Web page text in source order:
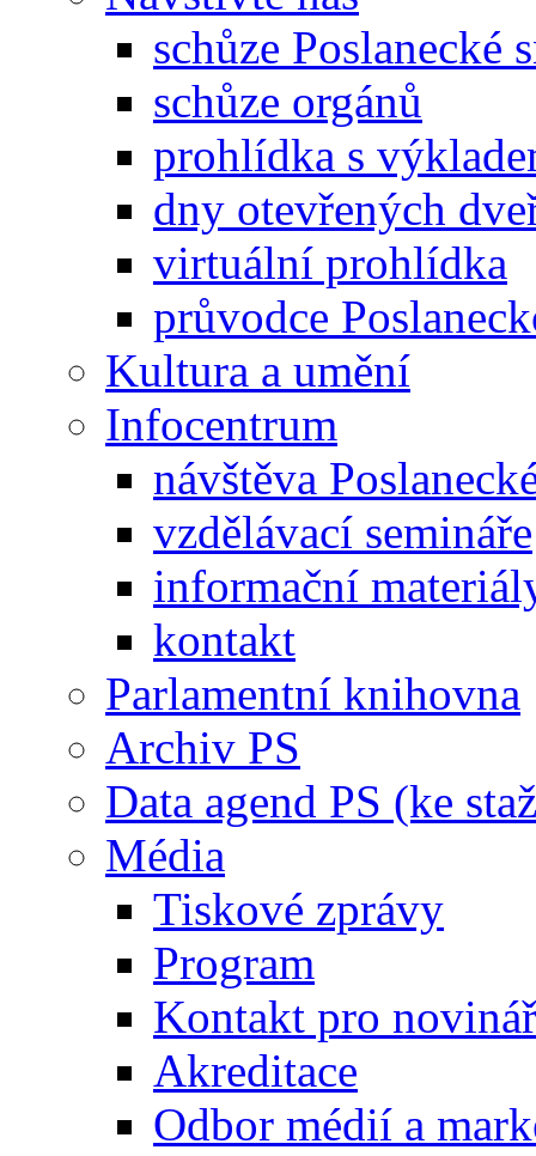
schůze Poslanecké
schůze orgánů
prohlídka s
dny otevřených
virtuální prohlídka
průvodce
Kultura a umění
Infocentrum
návštěva
vzdělávací semináře
informační
kontakt
Parlamentní knihovna
Archiv PS
Data agend PS (ke
Média
Tiskové zprávy
Program
Kontakt pro
Akreditace
Odbor médií a